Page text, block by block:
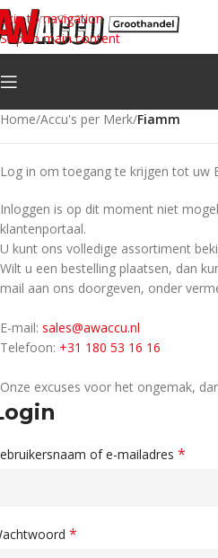
Skip to navigation
Skip to main content
Home/Accu's per Merk/Fiamm
Log in om toegang te krijgen tot uw
Inloggen is op dit moment niet
klantenportaal.
U kunt ons volledige assortiment
Wilt u een bestelling plaatsen, dan
mail aan ons doorgeven, onder
E-mail: sales@awaccu.nl
Telefoon: +31 180 53 16 16
Onze excuses voor het ongemak,
of e-mailadres *
*